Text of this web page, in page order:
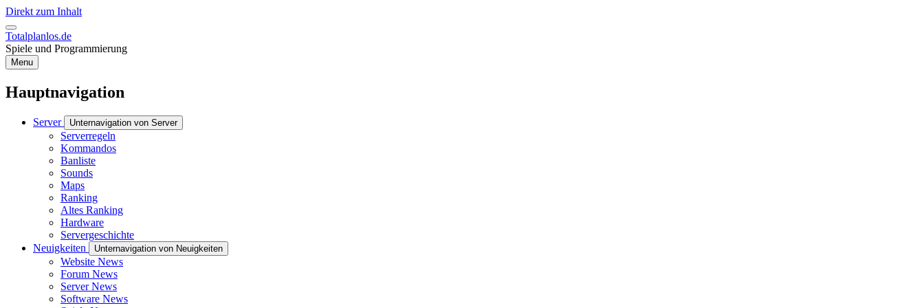
Direkt zum Inhalt
Totalplanlos.de
Spiele und Programmierung
Menu
Hauptnavigation
Server Unternavigation von Server
Serverregeln
Kommandos
Banliste
Sounds
Maps
Ranking
Altes Ranking
Hardware
Servergeschichte
Neuigkeiten
Unternavigation von Neuigkeiten
Website News
Forum News
Server News
Software News